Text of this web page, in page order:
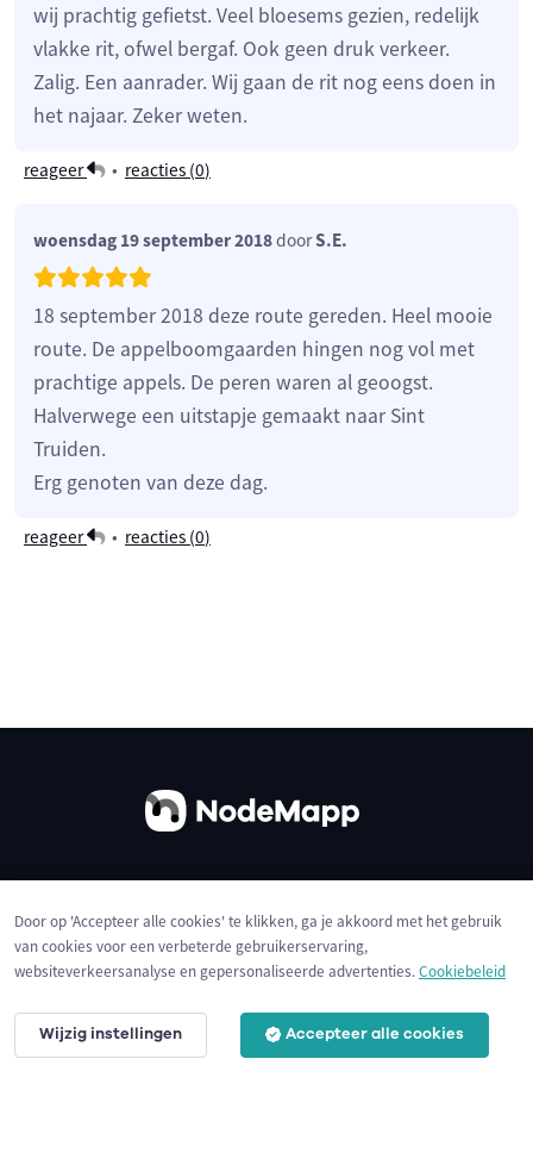
wij prachtig gefietst. Veel bloesems gezien, redelijk
vlakke rit, ofwel bergaf. Ook geen druk verkeer.
Zalig. Een aanrader. Wij gaan de rit nog eens doen in
het najaar. Zeker weten.
reageer • reacties (0)
woensdag 19 september 2018doorS.E.
18 september 2018 deze route gereden. Heel mooie
route. De appelboomgaarden hingen nog vol met
prachtige appels. De peren waren al geoogst.
Halverwege een uitstapje gemaakt naar Sint
Truiden.
Erg genoten van deze dag.
reageer • reacties (0)
Privacybeleid Cookies
Door op 'Accepteer alle cookies' te klikken, ga je akkoord met het gebruik
van cookies voor een verbeterde gebruikerservaring,
websiteverkeersanalyse en gepersonaliseerde advertenties.Cookiebeleid
Wijzig instellingen Accepteer alle cookies